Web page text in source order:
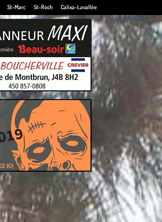
St-Marc St-Roch Calixa-Lavallée